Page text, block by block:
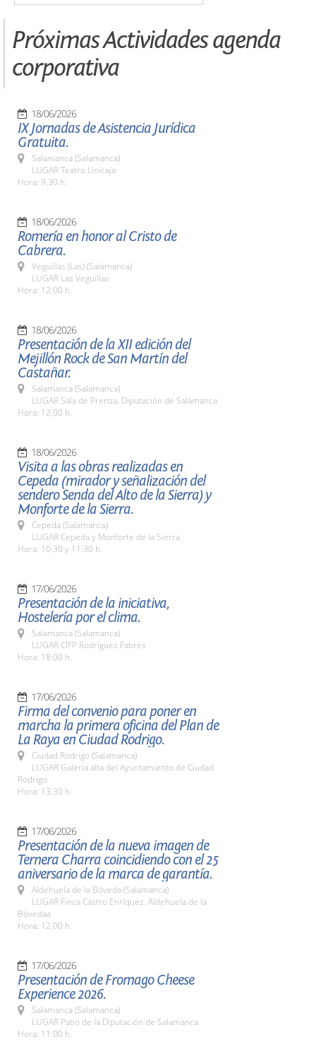
Próximas Actividades agenda
corporativa
18/06/2026
IX Jornadas de Asistencia Jurídica
Gratuita.
Salamanca (Salamanca)
LUGAR Teatro Unicaja
Hora: 9,30 h.
18/06/2026
Romería en honor al Cristo de
Cabrera.
Veguillas (Las) (Salamanca)
LUGAR Las Veguillas
Hora: 12,00 h.
18/06/2026
Presentación de la XII edición del
Mejillón Rock de San Martín del
Castañar.
Salamanca (Salamanca)
LUGAR Sala de Prensa. Diputación de Salamanca
Hora: 12,00 h.
18/06/2026
Visita a las obras realizadas en
Cepeda (mirador y señalización del
sendero Senda del Alto de la Sierra) y
Monforte de la Sierra.
Cepeda (Salamanca)
LUGAR Cepeda y Monforte de la Sierra
Hora: 10:30 y 11:30 h.
17/06/2026
Presentación de la iniciativa,
Hostelería por el clima.
Salamanca (Salamanca)
LUGAR CIFP Rodríguez Fabrés
Hora: 18:00 h.
17/06/2026
Firma del convenio para poner en
marcha la primera oficina del Plan de
La Raya en Ciudad Rodrigo.
Ciudad Rodrigo (Salamanca)
LUGAR Galería alta del Ayuntamiento de Ciudad
Rodrigo
Hora: 13:30 h.
17/06/2026
Presentación de la nueva imagen de
Ternera Charra coincidiendo con el 25
aniversario de la marca de garantía.
Aldehuela de la Bóveda (Salamanca)
LUGAR Finca Castro Enríquez. Aldehuela de la
Bóvedaa
Hora: 12,00 h.
17/06/2026
Presentación de Fromago Cheese
Experience 2026.
Salamanca (Salamanca)
LUGAR Patio de la Diputación de Salamanca
Hora: 11:00 h.